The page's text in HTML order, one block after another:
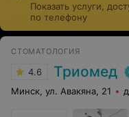
Показать услуги,
по телефону
СТОМАТОЛОГИЯ
4.6 Триомед
Минск, ул. Авакяна, 21